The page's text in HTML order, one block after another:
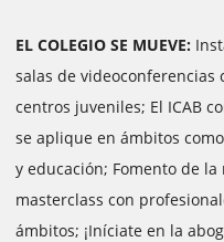
EL COLEGIO SE MUEVE:
salas de
centros juveniles; El ICAB
se aplique en ámbitos
y educación; Fomento de
masterclass con
ámbitos; ¡Iníciate en la